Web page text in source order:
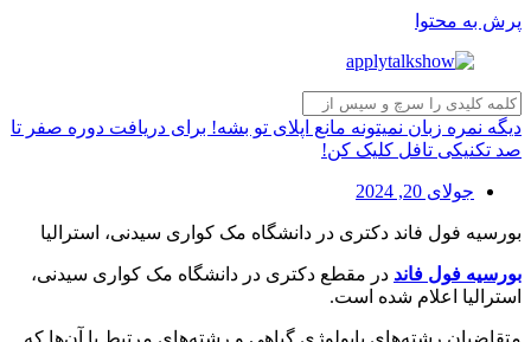
پرش به محتوا
دیگه نمره زبان نمیتونه مانع اپلای تو بشه! برای دریافت دوره صفر تا
صد تکنیکی تافل کلیک کن!
جولای 20, 2024
بورسیه فول فاند دکتری در دانشگاه مک کواری سیدنی، استرالیا
بورسیه فول فاند در مقطع دکتری در دانشگاه مک کواری سیدنی،
استرالیا اعلام شده است.
متقاضیان رشته‌های بایولوژی گیاهی و رشته‌های مرتبط با آن‌ها که